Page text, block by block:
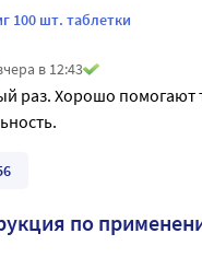
100 шт. таблетки
в 12:43
раз. Хорошо
по